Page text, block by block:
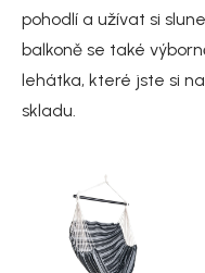
pohodlí a užívat si
balkoně se také
lehátka, které jste si
skladu.